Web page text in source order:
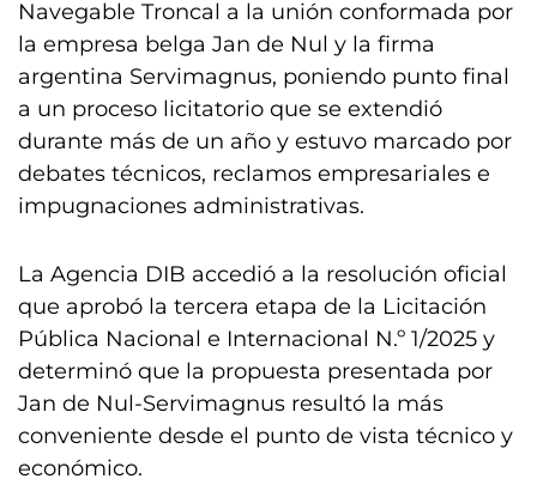
Navegable Troncal a la unión conformada por
la empresa belga Jan de Nul y la firma
argentina Servimagnus, poniendo punto final
a un proceso licitatorio que se extendió
durante más de un año y estuvo marcado por
debates técnicos, reclamos empresariales e
impugnaciones administrativas.
La Agencia DIB accedió a la resolución oficial
que aprobó la tercera etapa de la Licitación
Pública Nacional e Internacional N.º 1/2025 y
determinó que la propuesta presentada por
Jan de Nul-Servimagnus resultó la más
conveniente desde el punto de vista técnico y
económico.